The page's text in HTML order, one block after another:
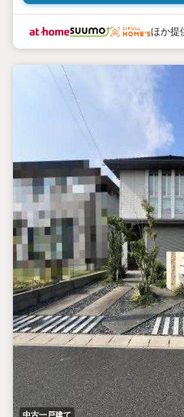
歩約12分（約946ｍ）nピアゴ ラ
ｍ）nファミリーマート平針駅前
シア名古屋平針駅前店：徒歩約
進赤池店：徒歩約12分（約950ｍ
ｍ）nマミーベア保育園あかいけ
里川公園：徒歩約6分（約450ｍ）
ほか提
中古一戸建て